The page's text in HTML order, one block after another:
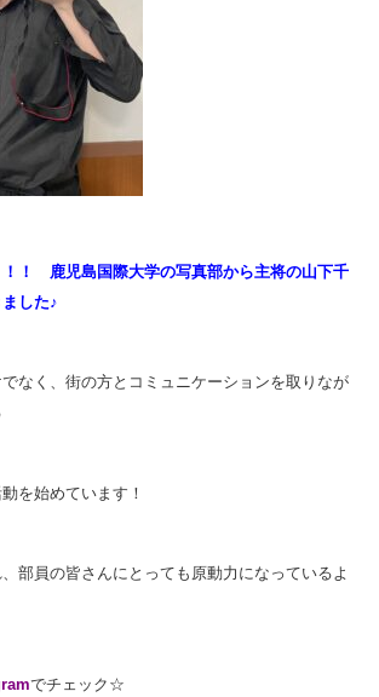
！！ 鹿児島国際大学の写真部から主将の山下千
した♪
なく、街の方とコミュニケーションを取りなが
を始めています！
部員の皆さんにとっても原動力になっているよ
でチェック☆